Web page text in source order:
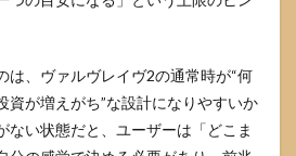
は、ヴァルヴレイヴ2の通常時が“何
資が増えがち”な設計になりやすいか
ない状態だと、ユーザーは「どこま